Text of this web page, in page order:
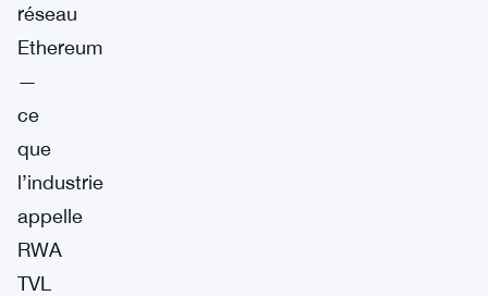
réseau
Ethereum
—
ce
que
l’industrie
appelle
RWA
TVL